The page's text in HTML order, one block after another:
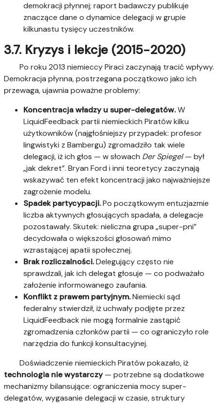
demokracji płynnej; raport badawczy publikuje
znaczące dane o dynamice delegacji w grupie
kilkunastu tysięcy uczestników.
3.7. Kryzys i lekcje (2015-2020)
Po roku 2013 niemieccy Piraci zaczynają tracić wpływy.
Demokracja płynna, postrzegana początkowo jako ich
przewaga, ujawnia poważne problemy:
Koncentracja władzy u super-delegatów.W
LiquidFeedback partii niemieckich Piratów kilku
użytkowników (najgłośniejszy przypadek: profesor
lingwistyki z Bambergu) zgromadziło tak wiele
delegacji, iż ich głos — w słowach Der Spiegel— był
„jak dekret”. Bryan Ford i inni teoretycy zaczynają
wskazywać ten efekt koncentracji jako najważniejsze
zagrożenie modelu.
Spadek partycypacji.Po początkowym entuzjazmie
liczba aktywnych głosujących spadała, a delegacje
pozostawały. Skutek: nieliczna grupa „super-pni”
decydowała o większości głosowań mimo
wzrastającej apatii społecznej.
Brak rozliczalności.Delegujący często nie
sprawdzali, jak ich delegat głosuje — co podważało
założenie informowanego zaufania.
Konflikt z prawem partyjnym.Niemiecki sąd
federalny stwierdził, iż uchwały podjęte przez
LiquidFeedback nie mogą formalnie zastąpić
zgromadzenia członków partii — co ograniczyło role
narzędzia do funkcji konsultacyjnej.
Doświadczenie niemieckich Piratów pokazało, iż
technologia nie wystarczy— potrzebne są dodatkowe
mechanizmy bilansujące: ograniczenia mocy super-
delegatów, wygasanie delegacji w czasie, struktury